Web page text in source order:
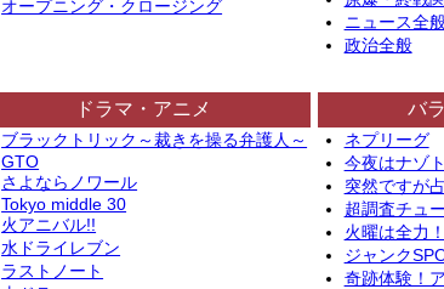
オープニング・クロージング
ニュース全
政治全般
ドラマ・アニメ
ブラックトリック～裁きを操る弁護人～
GTO
さよならノワール
Tokyo middle 30
火アニバル!!
水ドライレブン
ラストノート
バ
ネプリーグ
今夜はナゾ
突然ですが
超調査チュ
火曜は全力
ジャンク
奇跡体験！